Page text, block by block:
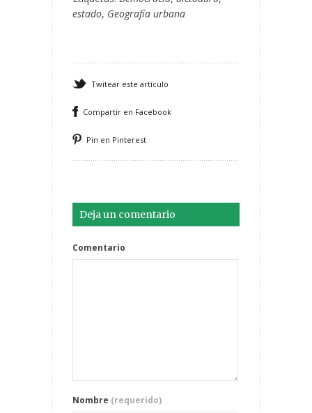
estado, Geografía urbana
Twitear este artículo
Compartir en Facebook
Pin en Pinterest
Deja un comentario
Comentario
Nombre (requerido)